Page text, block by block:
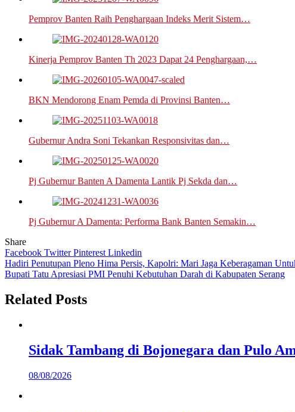
Pemprov Banten Raih Penghargaan Indeks Merit Sistem…
Kinerja Pemprov Banten Th 2023 Dapat 24 Penghargaan,…
BKN Mendorong Enam Pemda di Provinsi Banten…
Gubernur Andra Soni Tekankan Responsivitas dan…
Pj Gubernur Banten A Damenta Lantik Pj Sekda dan…
Pj Gubernur A Damenta: Performa Bank Banten Semakin…
Share
Facebook TwitterPinterest Linkedin
Navigasi
pos
Hadiri Penutupan Pleno Hima Persis, Kapolri: Mari Jaga Keberagaman
Bupati Tatu Apresiasi PMI Penuhi Kebutuhan Darah di Kabupaten Serang
Related Posts
Sidak Tambang di Bojonegara dan Pulo
08/08/2026